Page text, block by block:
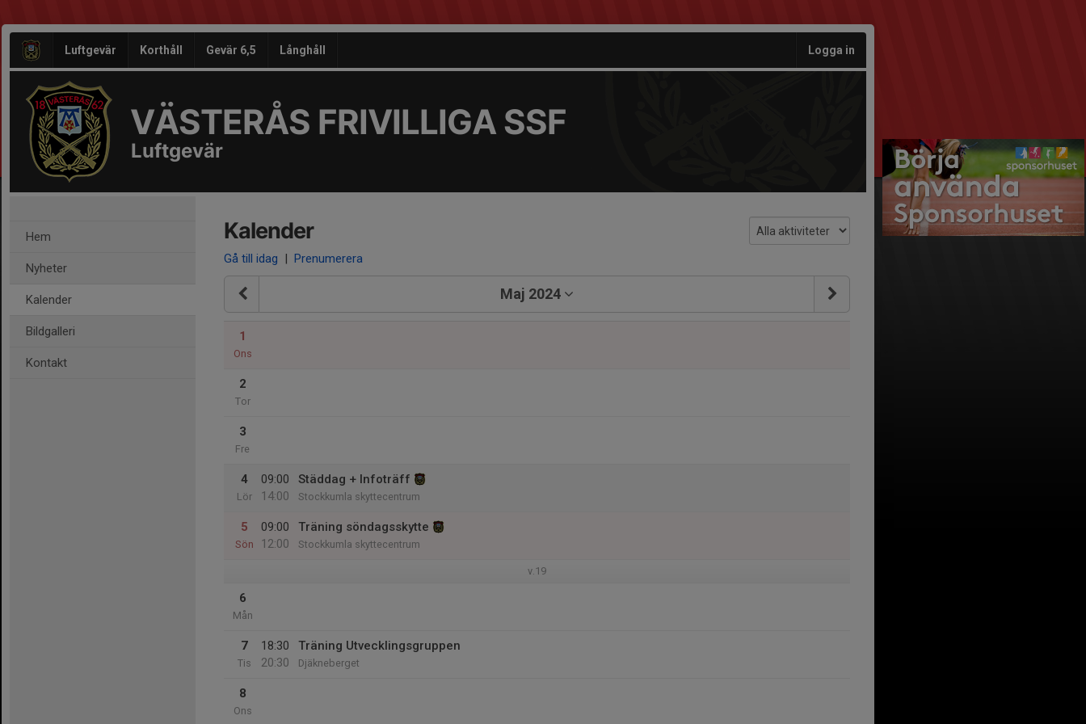
Luftgevär Korthåll Gevär 6,5 Långhåll Logga in
VÄSTERÅS FRIVILLIGA SSF
Luftgevär
Hem
Nyheter
Kalender
Bildgalleri
Kontakt
Kalender
Gå till idag | Prenumerera
Maj 2024
1
Ons
2
Tor
3
Fre
4
Lör
09:00
14:00
Städdag + Infoträff
Stockkumla skyttecentrum
5
Sön
09:00
12:00
Träning söndagsskytte
Stockkumla skyttecentrum
v.19
6
Mån
7
Tis
18:30
20:30
Träning Utvecklingsgruppen
Djäkneberget
8
Ons